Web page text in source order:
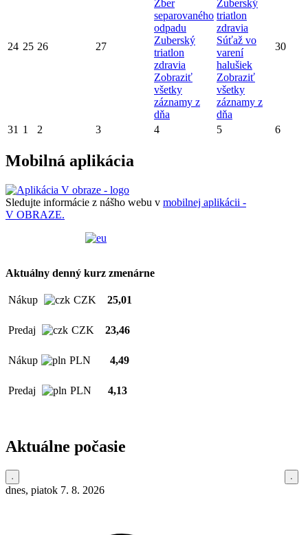
24 25 26 27
Zber
separovaného
odpadu
Zuberský
triatlon
zdravia
Zobraziť
všetky
záznamy z
dňa
Zuberský
triatlon
zdravia
Súťaž vo
varení
halušiek
Zobraziť
všetky
záznamy z
dňa
30
31 1 2 3 4 5 6
Mobilná aplikácia
Sledujte informácie z nášho webu v mobilnej aplikácii -
V OBRAZE.
Aktuálny denný kurz zmenárne
Nákup CZK 25,01
Predaj CZK 23,46
Nákup PLN 4,49
Predaj PLN 4,13
Aktuálne počasie
dnes, piatok 7. 8. 2026